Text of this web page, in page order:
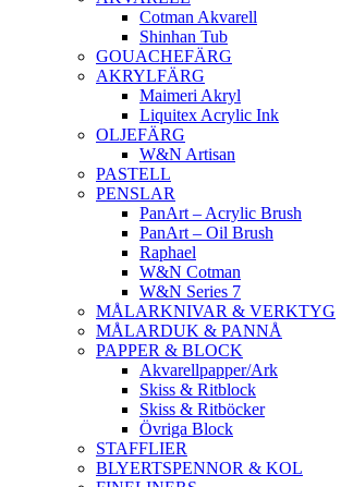
Cotman Akvarell
Shinhan Tub
GOUACHEFÄRG
AKRYLFÄRG
Maimeri Akryl
Liquitex Acrylic Ink
OLJEFÄRG
W&N Artisan
PASTELL
PENSLAR
PanArt – Acrylic Brush
PanArt – Oil Brush
Raphael
W&N Cotman
W&N Series 7
MÅLARKNIVAR & VERKTYG
MÅLARDUK & PANNÅ
PAPPER & BLOCK
Akvarellpapper/Ark
Skiss & Ritblock
Skiss & Ritböcker
Övriga Block
STAFFLIER
BLYERTSPENNOR & KOL